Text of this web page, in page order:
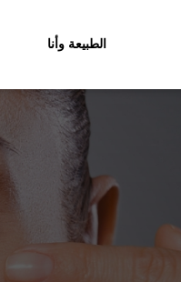
الطبيعة وأنا